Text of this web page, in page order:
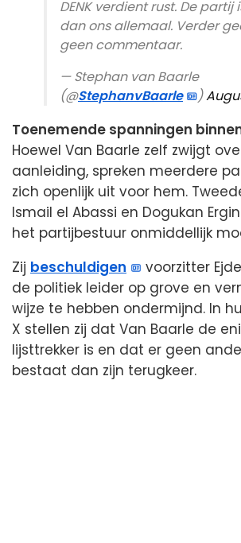
DENK verdient rust. De partij
dan ons allemaal. Verder
geen commentaar.
— Stephan van Baarle
(@StephanvBaarle )
Toenemende spanningen
Hoewel Van Baarle zelf zwijgt
aanleiding, spreken meerdere
zich openlijk uit voor hem.
Ismail el Abassi en Dogukan
het partijbestuur onmiddellijk
Zij beschuldigen
voorzitter
de politiek leider op grove en
wijze te hebben ondermijnd. In
X stellen zij dat Van Baarle de
lijsttrekker is en dat er geen
bestaat dan zijn terugkeer.